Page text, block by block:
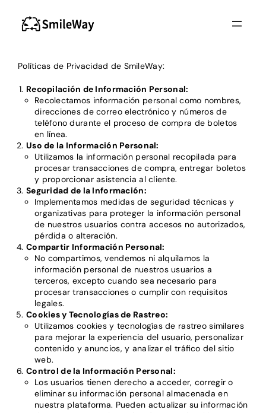
Políticas de Privacidad de SmileWay:
Recopilación de Información Personal:
Recolectamos información personal como nombres,
direcciones de correo electrónico y números de
teléfono durante el proceso de compra de boletos
en línea.
Uso de la Información Personal:
Utilizamos la información personal recopilada para
procesar transacciones de compra, entregar boletos
y proporcionar asistencia al cliente.
Seguridad de la Información:
Implementamos medidas de seguridad técnicas y
organizativas para proteger la información personal
de nuestros usuarios contra accesos no autorizados,
pérdida o alteración.
Compartir Información Personal:
No compartimos, vendemos ni alquilamos la
información personal de nuestros usuarios a
terceros, excepto cuando sea necesario para
procesar transacciones o cumplir con requisitos
legales.
Cookies y Tecnologías de Rastreo:
Utilizamos cookies y tecnologías de rastreo similares
para mejorar la experiencia del usuario, personalizar
contenido y anuncios, y analizar el tráfico del sitio
web.
Control de la Información Personal:
Los usuarios tienen derecho a acceder, corregir o
eliminar su información personal almacenada en
nuestra plataforma. Pueden actualizar su información